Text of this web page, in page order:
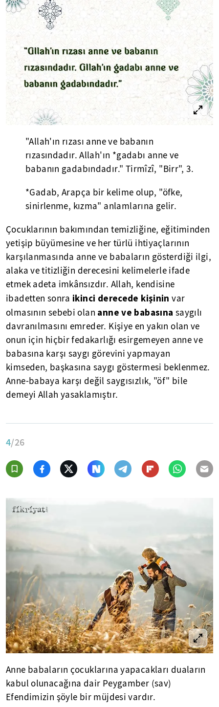
"Allah'ın rızası anne ve babanın
rızasındadır. Allah'ın *gadabı anne ve
babanın gadabındadır." Tirmîzî, "Birr", 3.
*Gadab, Arapça bir kelime olup, "öfke,
sinirlenme, kızma" anlamlarına gelir.
Çocuklarının bakımından temizliğine, eğitiminden
yetişip büyümesine ve her türlü ihtiyaçlarının
karşılanmasında anne ve babaların gösterdiği ilgi,
alaka ve titizliğin derecesini kelimelerle ifade
etmek adeta imkânsızdır. Allah, kendisine
ibadetten sonra ikinci derecede kişinin var
olmasının sebebi olan anne ve babasına saygılı
davranılmasını emreder. Kişiye en yakın olan ve
onun için hiçbir fedakarlığı esirgemeyen anne ve
babasına karşı saygı görevini yapmayan
kimseden, başkasına saygı göstermesi beklenmez.
Anne-babaya karşı değil saygısızlık, "öf" bile
demeyi Allah yasaklamıştır.
4/26
Anne babaların çocuklarına yapacakları duaların
kabul olunacağına dair Peygamber (sav)
Efendimizin şöyle bir müjdesi vardır.